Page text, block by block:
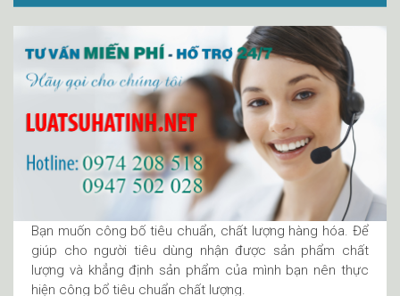
Bạn muốn công bố tiêu chuẩn, chất lượng hàng hóa. Để
giúp cho người tiêu dùng nhận được sản phẩm chất
lượng và khẳng định sản phẩm của mình bạn nên thực
hiện công bổ tiêu chuẩn chất lượng.